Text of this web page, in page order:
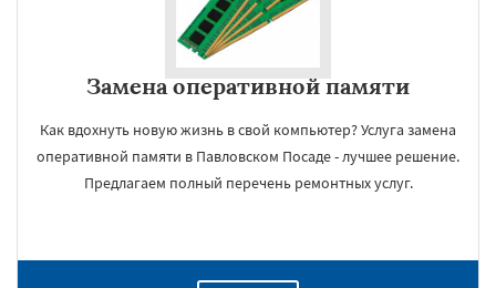
Замена оперативной памяти
Как вдохнуть новую жизнь в свой компьютер? Услуга замена
оперативной памяти в Павловском Посаде - лучшее решение.
Предлагаем полный перечень ремонтных услуг.